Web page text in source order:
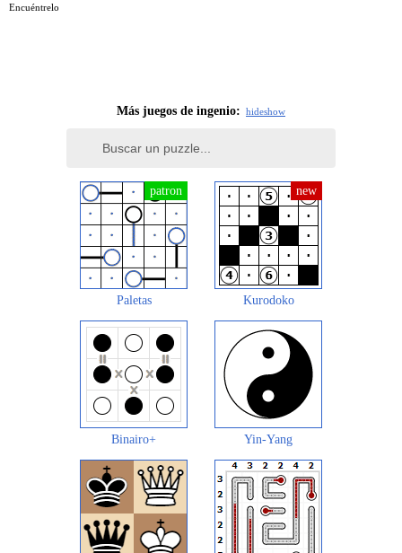
Encuéntrelo
Más juegos de ingenio: hideshow
Paletas Kurodoko
Binairo+ Yin-Yang